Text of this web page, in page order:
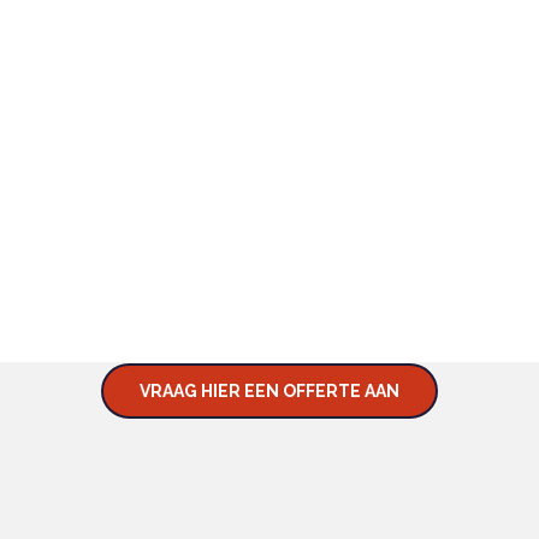
VRAAG HIER EEN OFFERTE AAN